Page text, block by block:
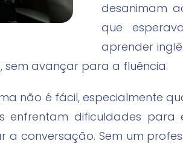
desanimam
que
aprender
sem avançar para a fluência.
não é fácil, especialmente
enfrentam dificuldades para
a conversação. Sem um